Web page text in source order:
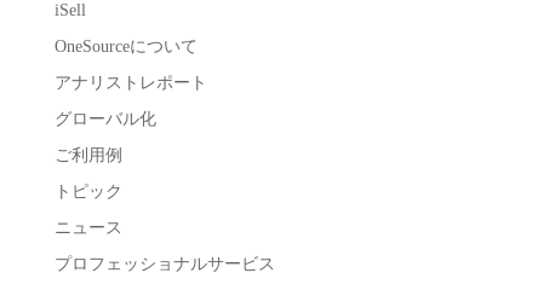
iSell
OneSourceについて
アナリストレポート
グローバル化
ご利用例
トピック
ニュース
プロフェッショナルサービス